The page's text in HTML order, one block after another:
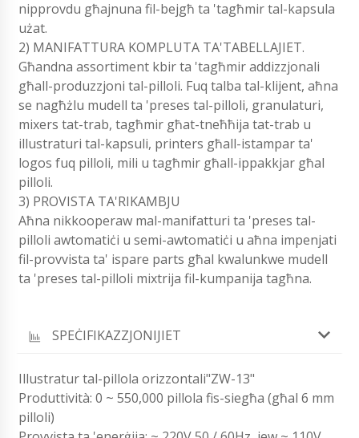
nipprovdu għajnuna fil-bejgħ ta 'tagħmir tal-kapsula
użat.
2) MANIFATTURA KOMPLUTA TA'TABELLAJIET.
Għandna assortiment kbir ta 'tagħmir addizzjonali
għall-produzzjoni tal-pilloli. Fuq talba tal-klijent, aħna
se nagħżlu mudell ta 'preses tal-pilloli, granulaturi,
mixers tat-trab, tagħmir għat-tneħħija tat-trab u
illustraturi tal-kapsuli, printers għall-istampar ta'
logos fuq pilloli, mili u tagħmir għall-ippakkjar għal
pilloli.
3) PROVISTA TA'RIKAMBJU
Aħna nikkooperaw mal-manifatturi ta 'preses tal-
pilloli awtomatiċi u semi-awtomatiċi u aħna impenjati
fil-provvista ta' ispare parts għal kwalunkwe mudell
ta 'preses tal-pilloli mixtrija fil-kumpanija tagħna.
SPEĊIFIKAZZJONIJIET
Illustratur tal-pillola orizzontali"ZW-13"
Produttività: 0 ~ 550,000 pillola fis-siegħa (għal 6 mm
pilloli)